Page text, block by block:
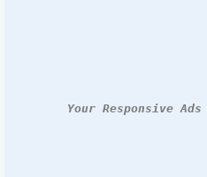
Your Responsive